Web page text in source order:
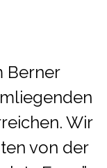
Berner
Wir
von der